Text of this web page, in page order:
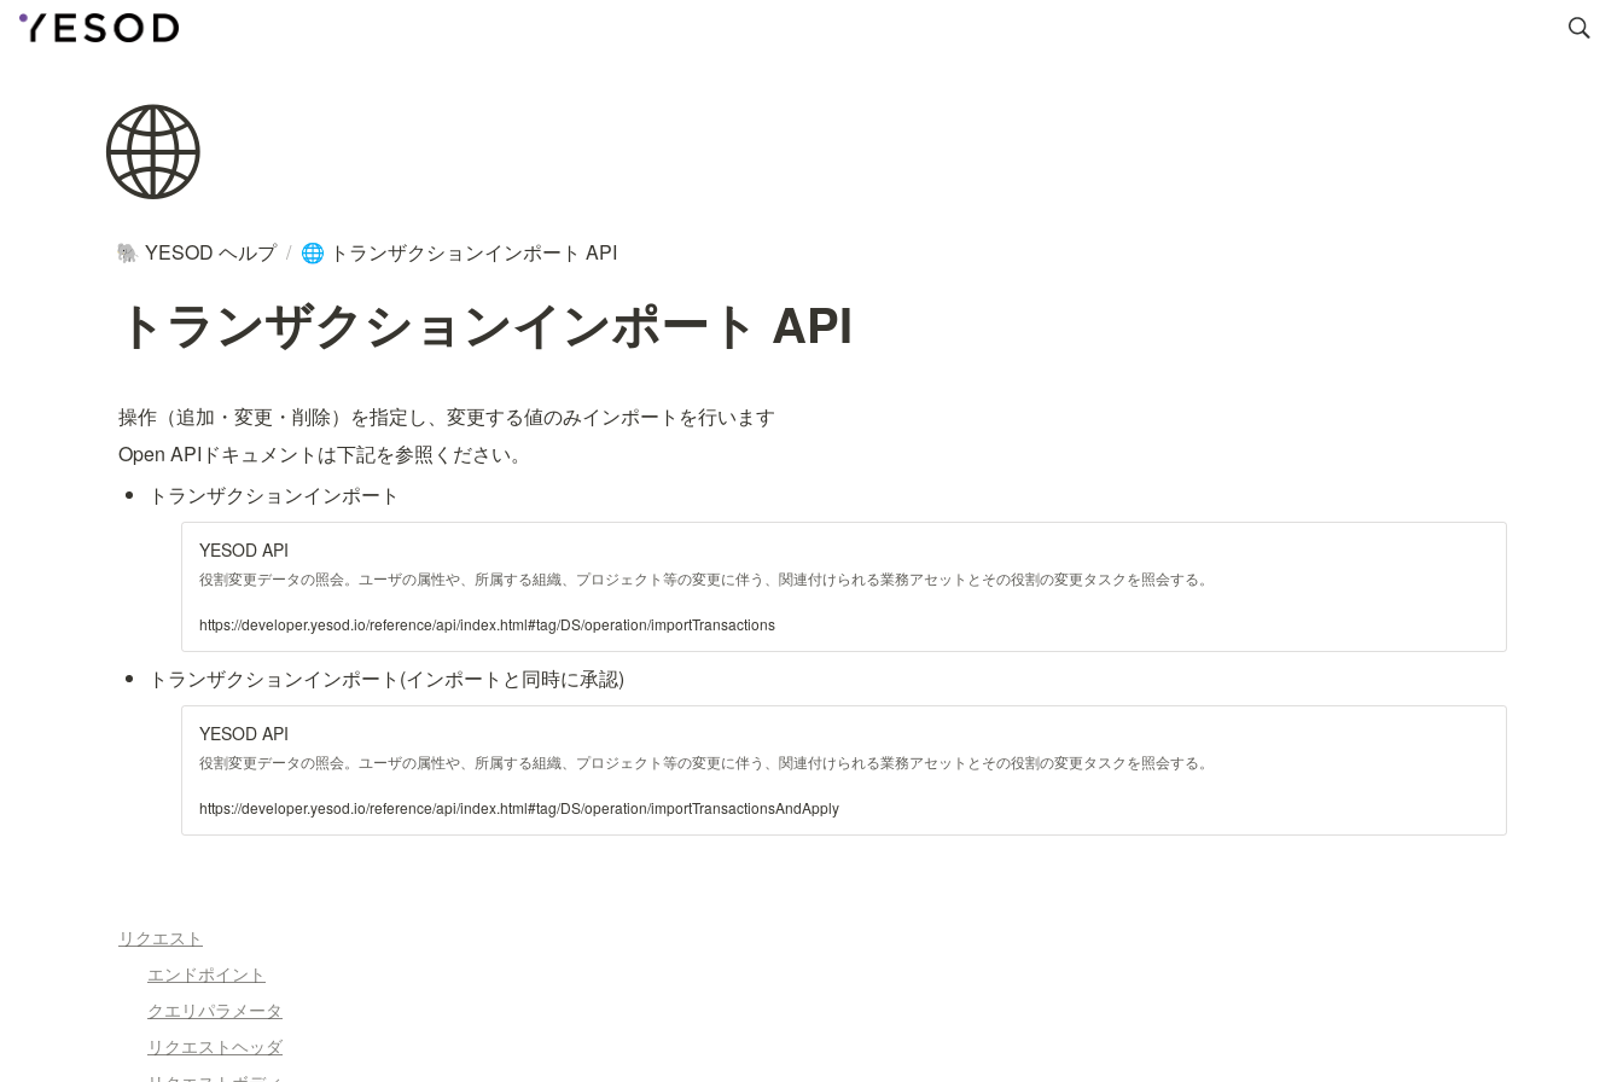
🌐
🐘 YESOD ヘルプ / 🌐 トランザクションインポート API
トランザクションインポート API
操作（追加・変更・削除）を指定し、変更する値のみインポートを行います
Open APIドキュメントは下記を参照ください。
トランザクションインポート
YESOD API
役割変更データの照会。ユーザの属性や、所属する組織、プロジェクト等の変更に伴う、関連付けられる業務アセットとその役割の変更タスクを照会する。
https://developer.yesod.io/reference/api/index.html#tag/DS/operation/importTransactions
トランザクションインポート(インポートと同時に承認)
YESOD API
役割変更データの照会。ユーザの属性や、所属する組織、プロジェクト等の変更に伴う、関連付けられる業務アセットとその役割の変更タスクを照会する。
https://developer.yesod.io/reference/api/index.html#tag/DS/operation/importTransactionsAndApply
リクエスト
エンドポイント
クエリパラメータ
リクエストヘッダ